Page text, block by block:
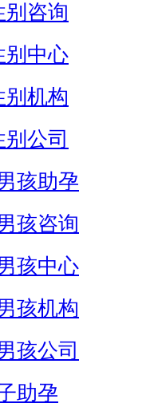
别咨询
别中心
别机构
公司
孩助孕
孩咨询
孩中心
孩机构
孩公司
助孕